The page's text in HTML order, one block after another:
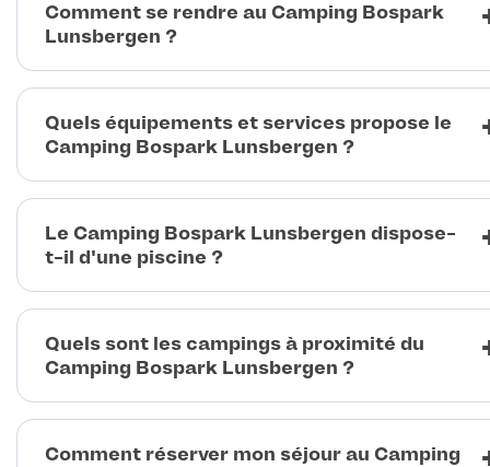
Comment se rendre au Camping Bospark
Lunsbergen ?
Quels équipements et services propose le
Camping Bospark Lunsbergen ?
Le Camping Bospark Lunsbergen dispose-
t-il d'une piscine ?
Quels sont les campings à proximité du
Camping Bospark Lunsbergen ?
Comment réserver mon séjour au Camping